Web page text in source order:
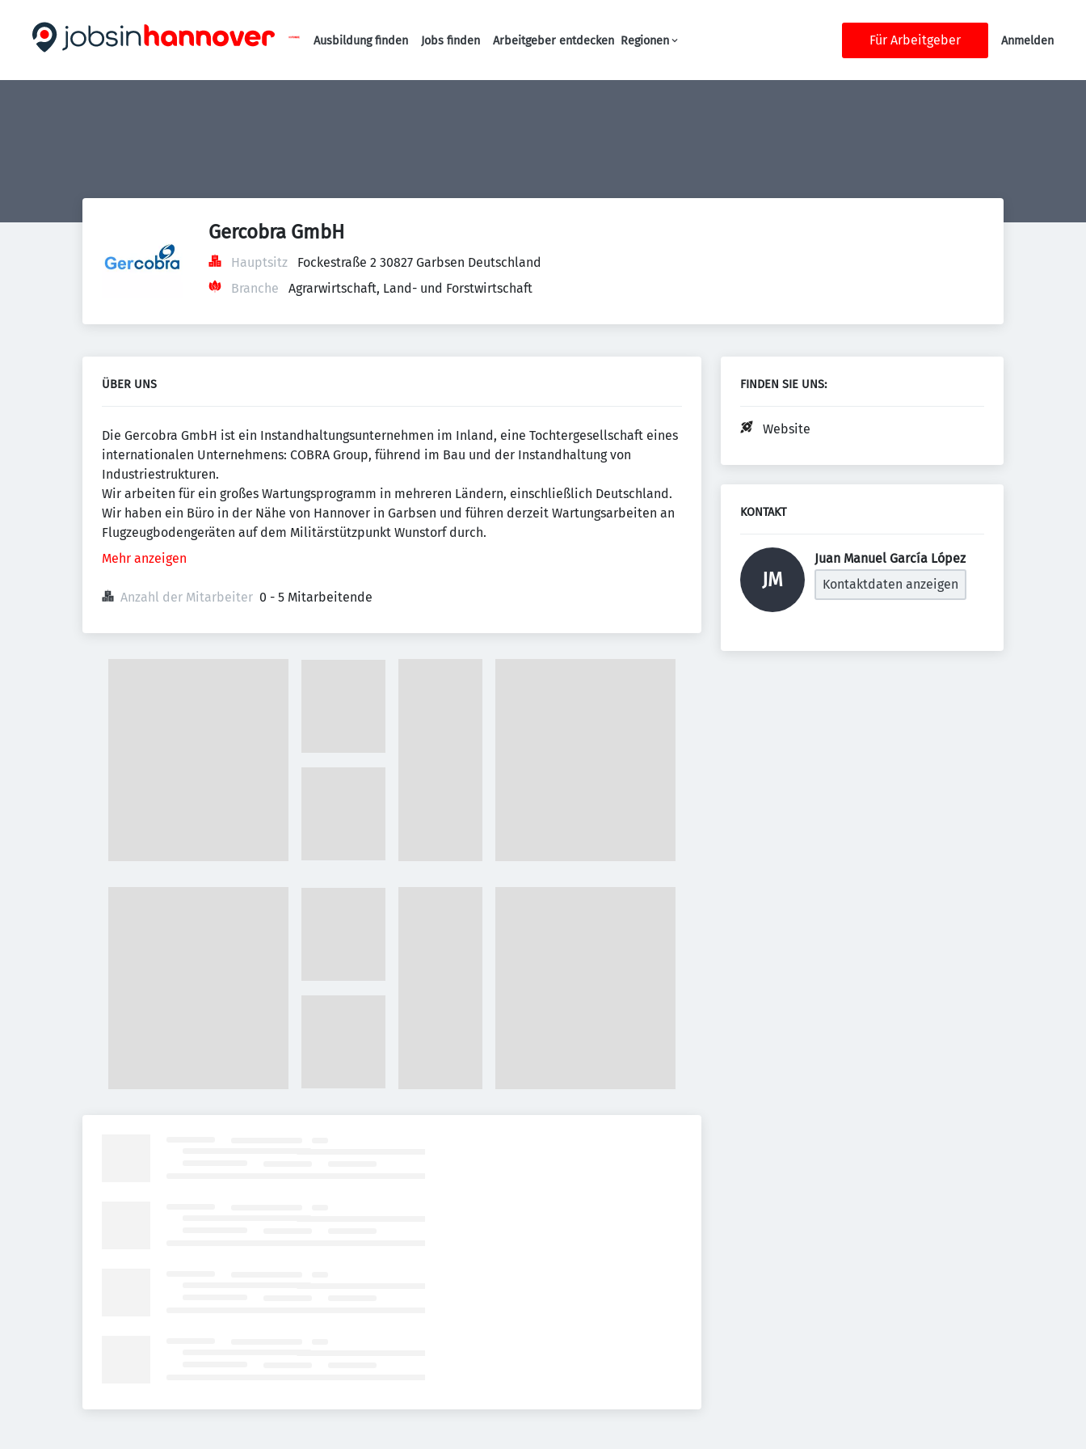
Haupt-Navigation
Ausbildung finden Jobs finden Arbeitgeber entdecken Regionen Für Arbeitgeber Anmelden
Gercobra GmbH
Hauptsitz
Fockestraße 2 30827 Garbsen Deutschland
Branche
Agrarwirtschaft, Land- und Forstwirtschaft
ÜBER UNS
Die Gercobra GmbH ist ein Instandhaltungsunternehmen im Inland, eine Tochtergesellschaft eines
internationalen Unternehmens: COBRA Group, führend im Bau und der Instandhaltung von
Industriestrukturen.
Wir arbeiten für ein großes Wartungsprogramm in mehreren Ländern, einschließlich Deutschland.
Wir haben ein Büro in der Nähe von Hannover in Garbsen und führen derzeit Wartungsarbeiten an
Flugzeugbodengeräten auf dem Militärstützpunkt Wunstorf durch.
Mehr anzeigen
Anzahl der Mitarbeiter 0 - 5 Mitarbeitende
FINDEN SIE UNS:
Website
KONTAKT
JM
Juan Manuel García López
Kontaktdaten anzeigen